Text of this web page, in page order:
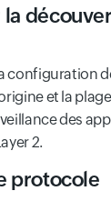
configuration
et la plage
des
2.
protocole